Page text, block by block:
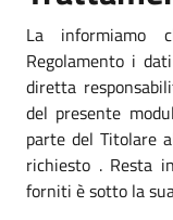
La informiamo
Regolamento i
diretta
del presente
parte del Titolare
richiesto . Resta
forniti è sotto la